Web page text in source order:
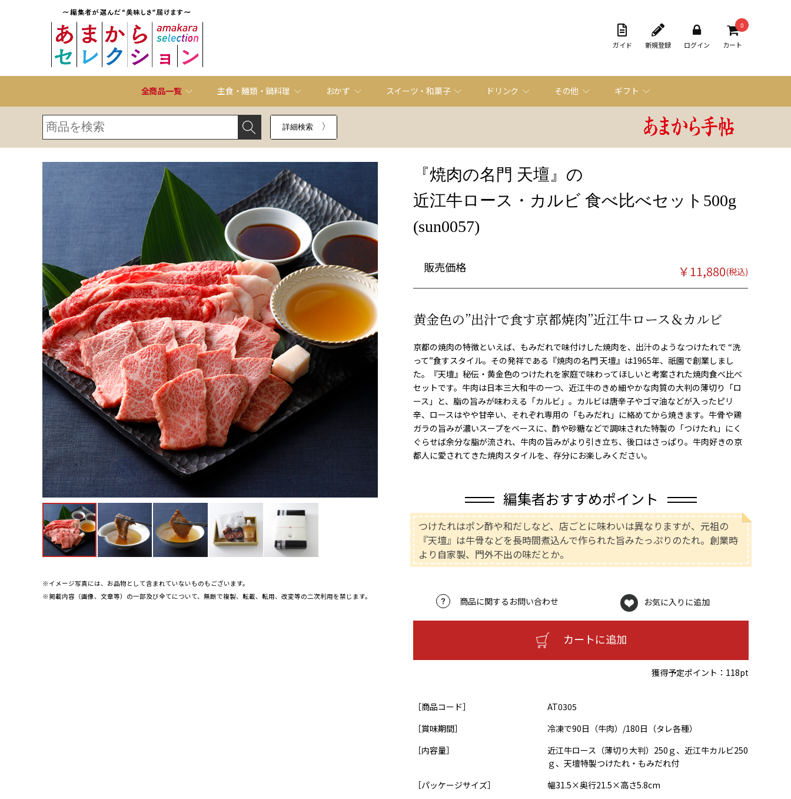
ガイド 新規登録 ログイン
0
カート
全商品一覧 主食・麺類・鍋料理 おかず スイーツ・和菓子 ドリンク その他 ギフト
詳細検索
※イメージ写真には、お品物として含まれていないものもございます。
※掲載内容（画像、文章等）の一部及び全てについて、無断で複製、転載、転用、改変等の二次利用を禁じます。
『焼肉の名門 天壇』の
近江牛ロース・カルビ 食べ比べセット500g
(sun0057)
販売価格 ￥11,880
黄金色の”出汁で食す京都焼肉”近江牛ロース＆カルビ
京都の焼肉の特徴といえば、もみだれで味付けした焼肉を、出汁のようなつけたれで “洗
って”食すスタイル。その発祥である『焼肉の名門 天壇』は1965年、祇園で創業しまし
た。『天壇』秘伝・黄金色のつけたれを家庭で味わってほしいと考案された焼肉食べ比べ
セットです。牛肉は日本三大和牛の一つ、近江牛のきめ細やかな肉質の大判の薄切り「ロ
ース」と、脂の旨みが味わえる「カルビ」。カルビは唐辛子やゴマ油などが入ったピリ
辛、ロースはやや甘辛い、それぞれ専用の「もみだれ」に絡めてから焼きます。牛骨や鶏
ガラの旨みが濃いスープをベースに、酢や砂糖などで調味された特製の「つけたれ」にく
ぐらせば余分な脂が流され、牛肉の旨みがより引き立ち、後口はさっぱり。牛肉好きの京
都人に愛されてきた焼肉スタイルを、存分にお楽しみください。
編集者おすすめポイント
つけたれはポン酢や和だしなど、店ごとに味わいは異なりますが、元祖の
『天壇』は牛骨などを長時間煮込んで作られた旨みたっぷりのたれ。創業時
より自家製、門外不出の味だとか。
商品に関するお問い合わせ お気に入りに追加
カートに追加
獲得予定ポイント： 118pt
［商品コード］
AT0305
［賞味期間］
冷凍で90日（牛肉）/180日（タレ各種）
［内容量］
近江牛ロース（薄切り大判）250ｇ、近江牛カルビ250
ｇ、天壇特製つけたれ・もみだれ付
［パッケージサイズ］
幅31.5×奥行21.5×高さ5.8cm